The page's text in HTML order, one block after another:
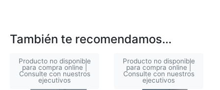
También te recomendamos…
Producto no disponible
para compra online |
Consulte con nuestros
ejecutivos
Producto no disponible
para compra online |
Consulte con nuestros
ejecutivos